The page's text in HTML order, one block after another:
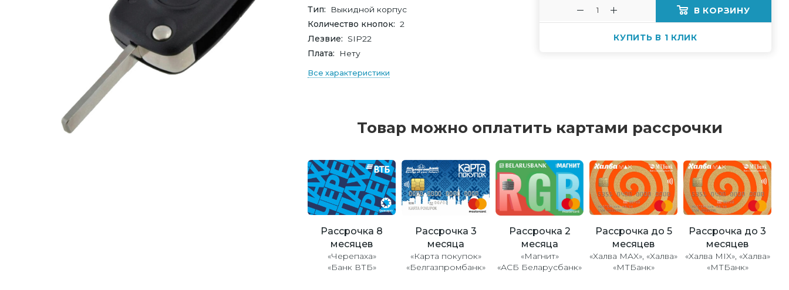
Тип
Выкидной корпус
Количество кнопок
2
Лезвие
SIP22
Плата
Нету
Все характеристики
В КОРЗИНУ
КУПИТЬ В 1 КЛИК
Товар можно оплатить картами рассрочки
Рассрочка 8
месяцев
«Черепаха»
«Банк ВТБ»
Рассрочка 3
месяца
«Карта покупок»
«Белгазпромбанк»
Рассрочка 2
месяца
«Магнит»
«АСБ Беларусбанк»
Рассрочка до 5
месяцев
«Халва MAX», «Халва»
«МТБанк»
Рассрочка до 3
месяцев
«Халва MIX», «Халва»
«МТБанк»